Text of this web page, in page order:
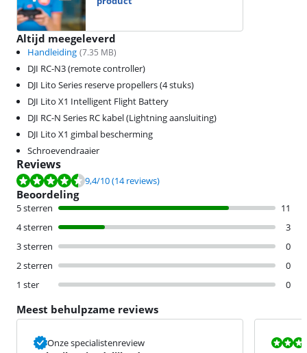
Altijd meegeleverd
Handleiding (7.35 MB)
DJI RC-N3 (remote controller)
DJI Lito Series reserve propellers (4 stuks)
DJI Lito X1 Intelligent Flight Battery
DJI RC-N Series RC kabel (Lightning aansluiting)
DJI Lito X1 gimbal bescherming
Schroevendraaier
Reviews
Beoordeling is 9,4 van de 10, gebaseerd op 14 reviews.
9,4/10(14 reviews)
Beoordeling
5 sterren
11
4 sterren
3
3 sterren
0
2 sterren
0
1 ster
0
Meest behulpzame reviews
Onze specialistenreview